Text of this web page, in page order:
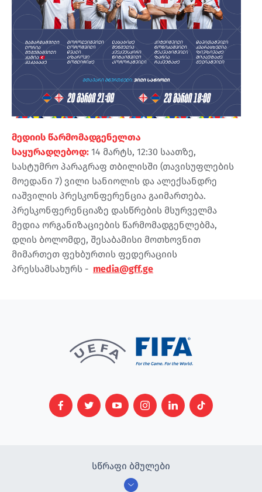
მედიის წარმომადგენელთა
საყურადღებოდ: 14 მარტს, 12:30 საათზე,
სასტუმრო პარაგრაფ თბილისში (თავისუფლების
მოედანი 7) ვილი სანიოლის და ალექსანდრე
იაშვილის პრესკონფერენცია გაიმართება.
პრესკონფერენციაზე დასწრების მსურველმა
მედია ორგანიზაციების წარმომადგენლებმა,
დღის ბოლომდე, შესაბამისი მოთხოვნით
მიმართეთ ფეხბურთის ფედერაციის
პრესსამსახურს - media@gff.ge
სწრაფი ბმულები